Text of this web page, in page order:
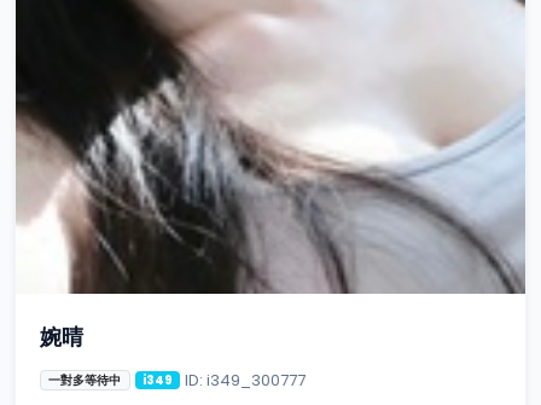
婉晴
一對多等待中 i349 ID: i349_300777